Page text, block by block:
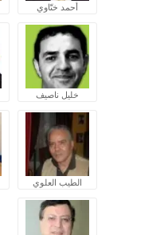
أحمد ختّاوي
خليل ناصيف
الطيب العلوي